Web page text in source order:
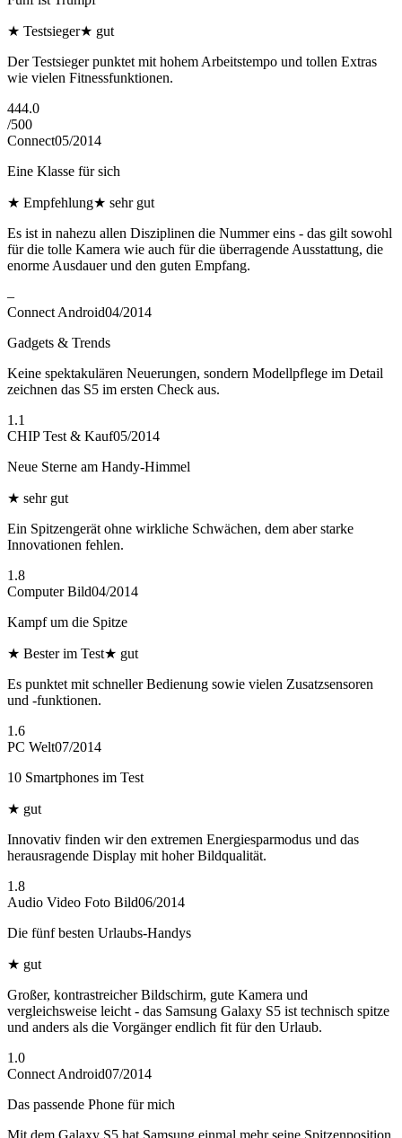
★ Testsieger★ gut
Der Testsieger punktet mit hohem Arbeitstempo und tollen Extras
wie vielen Fitnessfunktionen.
444.0
/500
Connect05/2014
Eine Klasse für sich
★ Empfehlung★ sehr gut
Es ist in nahezu allen Disziplinen die Nummer eins - das gilt sowohl
für die tolle Kamera wie auch für die überragende Ausstattung, die
enorme Ausdauer und den guten Empfang.
–
Connect Android04/2014
Gadgets & Trends
Keine spektakulären Neuerungen, sondern Modellpflege im Detail
zeichnen das S5 im ersten Check aus.
1.1
CHIP Test & Kauf05/2014
Neue Sterne am Handy-Himmel
★ sehr gut
Ein Spitzengerät ohne wirkliche Schwächen, dem aber starke
Innovationen fehlen.
1.8
Computer Bild04/2014
Kampf um die Spitze
★ Bester im Test★ gut
Es punktet mit schneller Bedienung sowie vielen Zusatzsensoren
und -funktionen.
1.6
PC Welt07/2014
10 Smartphones im Test
★ gut
Innovativ finden wir den extremen Energiesparmodus und das
herausragende Display mit hoher Bildqualität.
1.8
Audio Video Foto Bild06/2014
Die fünf besten Urlaubs-Handys
★ gut
Großer, kontrastreicher Bildschirm, gute Kamera und
vergleichsweise leicht - das Samsung Galaxy S5 ist technisch spitze
und anders als die Vorgänger endlich fit für den Urlaub.
1.0
Connect Android07/2014
Das passende Phone für mich
Mit dem Galaxy S5 hat Samsung einmal mehr seine Spitzenposition